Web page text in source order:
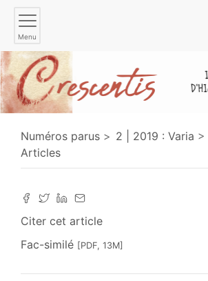
Menu
Numéros parus
2 | 2019 : Varia
Articles
Citer cet article
Fac-similé [PDF, 13M]